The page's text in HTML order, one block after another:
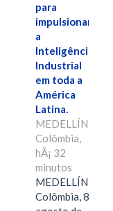
para
impulsionar
a
Inteligência
Industrial
em toda a
América
Latina.
MEDELLÍN,
Colômbia,
hÃ¡ 32
minutos
MEDELLÍN,
Colômbia, 8 de